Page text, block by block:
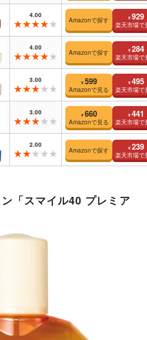
4.00
Amazonで探す ¥ 929
楽天市場で
4.00
Amazonで探す ¥ 284
楽天市場で
3.00 ¥ 599
Amazonで見る
¥ 495
楽天市場で
3.00 ¥ 660
Amazonで見る
¥ 441
楽天市場で
2.00
Amazonで探す ¥ 239
楽天市場で
ン「スマイル40 プレミア